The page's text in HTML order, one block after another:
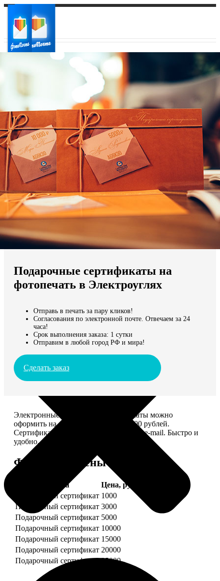
Ваш регион доставки
Выберите из списка:
Мы доставляем по всему миру
Продолжить без города
Подарочные сертификаты на
фотопечать в Электроуглях
Отправь в печать за пару кликов!
Согласования по электронной почте. Отвечаем за 24
часа!
Срок выполнения заказа: 1 сутки
Отправим в любой город РФ и мира!
Сделать заказ
Электронные подарочные сертификаты можно
оформить на сумму от 1 000 до 25 000 рублей.
Сертификат вы сможете отправить по e-mail. Быстро и
удобно.
Форматы и цены
Услуга
Цена, руб.
Подарочный сертификат 1000
Подарочный сертификат 3000
Подарочный сертификат 5000
Подарочный сертификат 10000
Подарочный сертификат 15000
Подарочный сертификат 20000
Подарочный сертификат 25000